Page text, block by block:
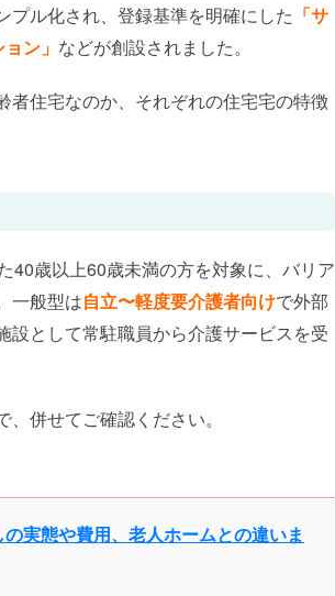
ル化され、登録基準を明確にした 「サ
ン」 などが創設されました。
者住宅なのか、それぞれの住宅宅の特徴
40歳以上60歳未満の方を対象に、バリア
一般型は自立〜軽度要介護者向けで外部
として常駐職員から介護サービスを受
併せてご確認ください。
実態や費用、老人ホームとの違いま